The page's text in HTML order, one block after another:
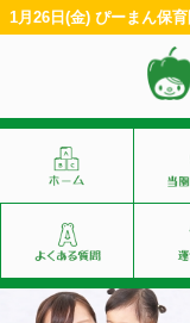
1月26日(金) ぴーまん保